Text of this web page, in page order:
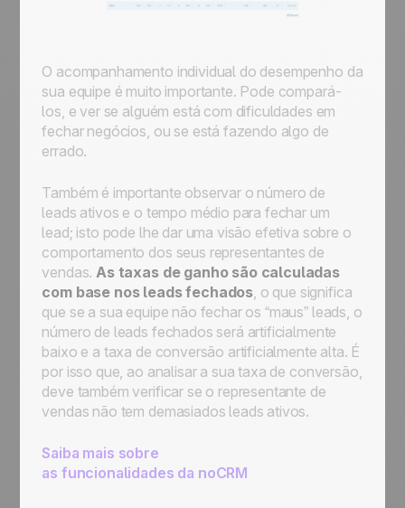
O acompanhamento individual do desempenho da
sua equipe é muito importante. Pode compará-
los, e ver se alguém está com dificuldades em
fechar negócios, ou se está fazendo algo de
errado.
Também é importante observar o número de
leads ativos e o tempo médio para fechar um
lead; isto pode lhe dar uma visão efetiva sobre o
comportamento dos seus representantes de
vendas.As taxas de ganho são calculadas
com base nos leads fechados, o que significa
que se a sua equipe não fechar os “maus” leads, o
número de leads fechados será artificialmente
baixo e a taxa de conversão artificialmente alta. É
por isso que, ao analisar a sua taxa de conversão,
deve também verificar se o representante de
vendas não tem demasiados leads ativos.
Saiba mais sobre
as funcionalidades da noCRM